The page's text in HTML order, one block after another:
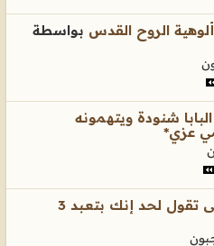
الروح القدس بواسطة
شنودة ويتهمونه
عزي*
تقول لحد إنك بتعـبد 3